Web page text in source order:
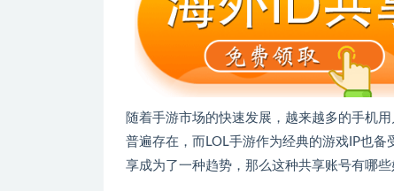
随着手游市场的快速发展，越来越多的手机
普遍存在，而LOL手游作为经典的游戏IP也
享成为了一种趋势，那么这种共享账号有哪些